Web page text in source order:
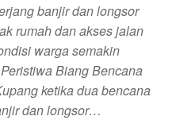
banjir dan longsor
rumah dan akses jalan
warga semakin
Biang Bencana
ketika dua bencana
dan longsor…